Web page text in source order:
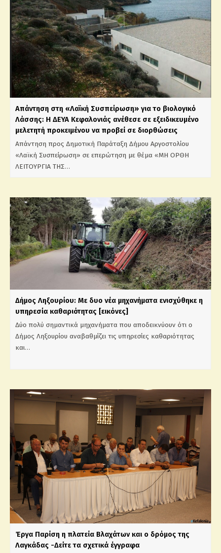
Απάντηση στη «Λαϊκή Συσπείρωση» για το βιολογικό
Λάσσης: Η ΔΕΥΑ Κεφαλονιάς ανέθεσε σε εξειδικευμένο
μελετητή προκειμένου να προβεί σε διορθώσεις
Απάντηση προς Δημοτική Παράταξη Δήμου Αργοστολίου
«Λαϊκή Συσπείρωση» σε επερώτηση με θέμα «ΜΗ ΟΡΘΗ
ΛΕΙΤΟΥΡΓΙΑ ΤΗΣ…
Δήμος Ληξουρίου: Με δυο νέα μηχανήματα ενισχύθηκε η
υπηρεσία καθαριότητας [εικόνες]
Δύο πολύ σημαντικά μηχανήματα που αποδεικνύουν ότι ο
Δήμος Ληξουρίου αναβαθμίζει τις υπηρεσίες καθαριότητας
και…
Έργα Παρίση η πλατεία Βλαχάτων και ο δρόμος της
Λαγκάδας -Δείτε τα σχετικά έγγραφα